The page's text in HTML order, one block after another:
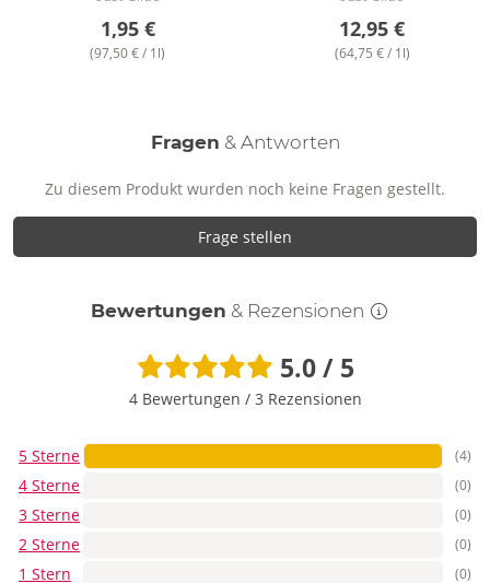
1,95 €
(97,50 € / 1l)
12,95 €
(64,75 € / 1l)
Fragen & Antworten
Zu diesem Produkt wurden noch keine Fragen gestellt.
Frage stellen
Bewertungen & Rezensionen
5.0 / 5
4 Bewertungen / 3 Rezensionen
5 Sterne (4)
4 Sterne (0)
3 Sterne (0)
2 Sterne (0)
1 Stern (0)